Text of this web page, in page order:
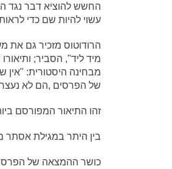
החשש להוציא דבר נגד
עשוי להיות שם כדי
הרודוטוס מזכיר גם את
מיד ליד", הסביר;
מבחינה היסטורית:
של הפרסים ,הם לא
זהו התיאור המפורסם
בין היתר במגילת אסתר
כושר ההמצאה של